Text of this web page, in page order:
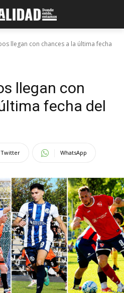
llegan con chances a la última fecha
llegan con
fecha del
Twitter WhatsApp